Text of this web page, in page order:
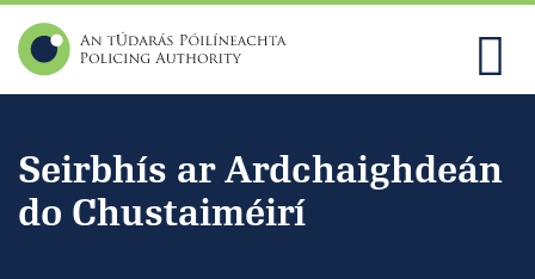
Seirbhís ar Ardchaighdeán
do Chustaiméirí